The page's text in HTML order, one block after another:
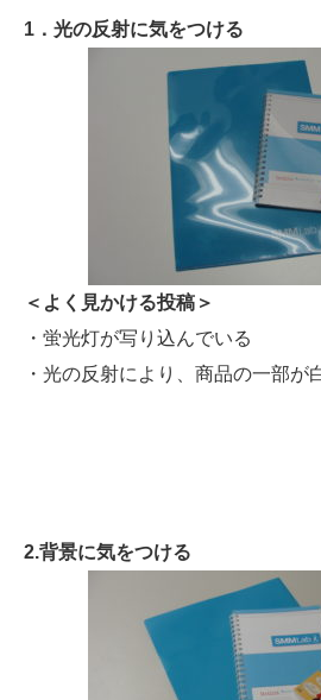
1．光の反射に気をつける
＜よく見かける投稿＞
・蛍光灯が写り込んでいる
・光の反射により、商品の一部が
2.背景に気をつける